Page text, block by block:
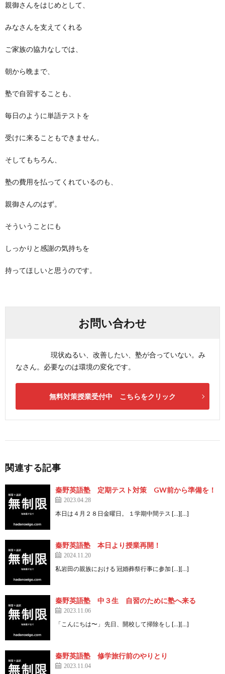
親御さんをはじめとして、
みなさんを支えてくれる
ご家族の協力なしでは、
朝から晩まで、
塾で自習することも、
毎日のように単語テストを
受けに来ることもできません。
そしてもちろん、
塾の費用を払ってくれているのも、
親御さんのはず。
そういうことにも
しっかりと感謝の気持ちを
持ってほしいと思うのです。
お問い合わせ
現状ぬるい、改善したい、塾が合っていない。み
なさん。必要なのは環境の変化です。
無料対策授業受付中 こちらをクリック
関連する記事
秦野英語塾 定期テスト対策 GW前から準備を！
2023.04.28
本日は４月２８日金曜日。 １学期中間テス […][…]
秦野英語塾 本日より授業再開！
2024.11.20
私岩田の親族における 冠婚葬祭行事に参加 […][…]
秦野英語塾 中３生 自習のために塾へ来る
2023.11.06
「こんにちは〜」 先日、開校して掃除をし […][…]
秦野英語塾 修学旅行前のやりとり
2023.11.04